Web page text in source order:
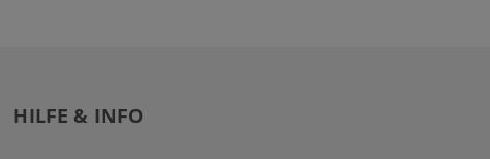
HILFE & INFO